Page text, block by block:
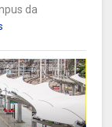
da